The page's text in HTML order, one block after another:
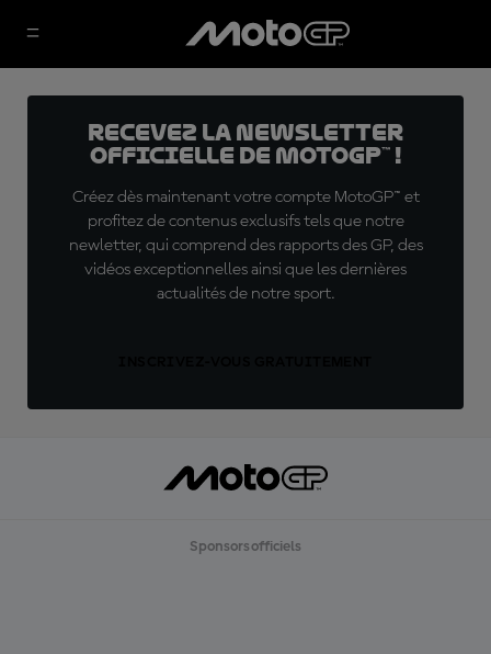
Recevez la Newsletter
officielle de MotoGP™ !
Créez dès maintenant votre compte MotoGP™ et
profitez de contenus exclusifs tels que notre
newletter, qui comprend des rapports des GP, des
vidéos exceptionnelles ainsi que les dernières
actualités de notre sport.
Sponsors officiels